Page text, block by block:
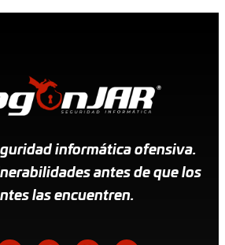
informática ofensiva.
antes de que los
las encuentren.